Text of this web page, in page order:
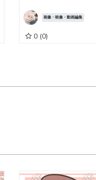
画像・映像・動画編集
0 (0)